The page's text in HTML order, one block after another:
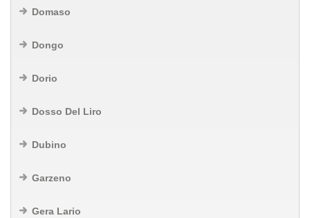
Domaso
Dongo
Dorio
Dosso Del Liro
Dubino
Garzeno
Gera Lario